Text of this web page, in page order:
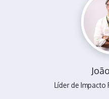
Líder de Impacto